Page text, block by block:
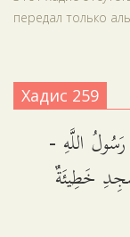
передал только
Хадис 259
اللَّهِ -
خَطِيئَةٌ